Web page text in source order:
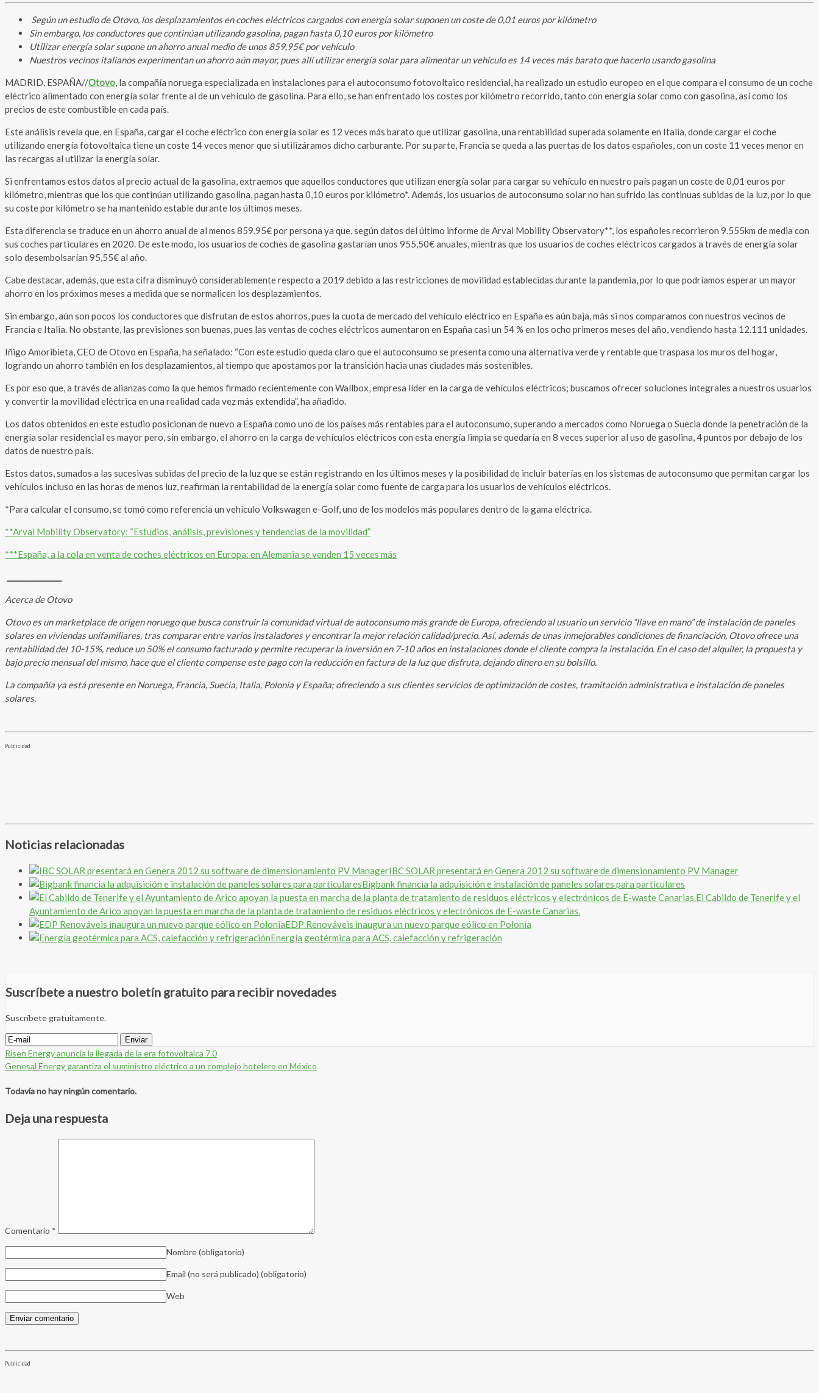
Según un estudio de Otovo, los desplazamientos en coches eléctricos cargados con energía solar suponen un coste de 0,01 euros por kilómetro
Sin embargo, los conductores que continúan utilizando gasolina, pagan hasta 0,10 euros por kilómetro
Utilizar energía solar supone un ahorro anual medio de unos 859,95€ por vehículo
Nuestros vecinos italianos experimentan un ahorro aún mayor, pues allí utilizar energía solar para alimentar un vehículo es 14 veces más barato que hacerlo usando gasolina
MADRID, ESPAÑA//Otovo , la compañía noruega especializada en instalaciones para el autoconsumo fotovoltaico residencial, ha realizado un estudio europeo en el que compara el consumo de un coche
eléctrico alimentado con energía solar frente al de un vehículo de gasolina. Para ello, se han enfrentado los costes por kilómetro recorrido, tanto con energía solar como con gasolina, así como los
precios de este combustible en cada país.
Este análisis revela que, en España, cargar el coche eléctrico con energía solar es 12 veces más barato que utilizar gasolina, una rentabilidad superada solamente en Italia, donde cargar el coche
utilizando energía fotovoltaica tiene un coste 14 veces menor que si utilizáramos dicho carburante. Por su parte, Francia se queda a las puertas de los datos españoles, con un coste 11 veces menor en
las recargas al utilizar la energía solar.
Si enfrentamos estos datos al precio actual de la gasolina, extraemos que aquellos conductores que utilizan energía solar para cargar su vehículo en nuestro país pagan un coste de 0,01 euros por
kilómetro, mientras que los que continúan utilizando gasolina, pagan hasta 0,10 euros por kilómetro*. Además, los usuarios de autoconsumo solar no han sufrido las continuas subidas de la luz, por lo que
su coste por kilómetro se ha mantenido estable durante los últimos meses.
Esta diferencia se traduce en un ahorro anual de al menos 859,95€ por persona ya que, según datos del último informe de Arval Mobility Observatory**, los españoles recorrieron 9.555km de media con
sus coches particulares en 2020. De este modo, los usuarios de coches de gasolina gastarían unos 955,50€ anuales, mientras que los usuarios de coches eléctricos cargados a través de energía solar
solo desembolsarían 95,55€ al año.
Cabe destacar, además, que esta cifra disminuyó considerablemente respecto a 2019 debido a las restricciones de movilidad establecidas durante la pandemia, por lo que podríamos esperar un mayor
ahorro en los próximos meses a medida que se normalicen los desplazamientos.
Sin embargo, aún son pocos los conductores que disfrutan de estos ahorros, pues la cuota de mercado del vehículo eléctrico en España es aún baja, más si nos comparamos con nuestros vecinos de
Francia e Italia. No obstante, las previsiones son buenas, pues las ventas de coches eléctricos aumentaron en España casi un 54 % en los ocho primeros meses del año, vendiendo hasta 12.111 unidades.
Iñigo Amoribieta, CEO de Otovo en España, ha señalado: “Con este estudio queda claro que el autoconsumo se presenta como una alternativa verde y rentable que traspasa los muros del hogar,
logrando un ahorro también en los desplazamientos, al tiempo que apostamos por la transición hacia unas ciudades más sostenibles.
Es por eso que, a través de alianzas como la que hemos firmado recientemente con Wallbox, empresa líder en la carga de vehículos eléctricos; buscamos ofrecer soluciones integrales a nuestros usuarios
y convertir la movilidad eléctrica en una realidad cada vez más extendida”, ha añadido.
Los datos obtenidos en este estudio posicionan de nuevo a España como uno de los países más rentables para el autoconsumo, superando a mercados como Noruega o Suecia donde la penetración de la
energía solar residencial es mayor pero, sin embargo, el ahorro en la carga de vehículos eléctricos con esta energía limpia se quedaría en 8 veces superior al uso de gasolina, 4 puntos por debajo de los
datos de nuestro país.
Estos datos, sumados a las sucesivas subidas del precio de la luz que se están registrando en los últimos meses y la posibilidad de incluir baterías en los sistemas de autoconsumo que permitan cargar los
vehículos incluso en las horas de menos luz, reafirman la rentabilidad de la energía solar como fuente de carga para los usuarios de vehículos eléctricos.
*Para calcular el consumo, se tomó como referencia un vehículo Volkswagen e-Golf, uno de los modelos más populares dentro de la gama eléctrica.
**Arval Mobility Observatory: “Estudios, análisis, previsiones y tendencias de la movilidad”
***España, a la cola en venta de coches eléctricos en Europa: en Alemania se venden 15 veces más
Acerca de Otovo
Otovo es un marketplace de origen noruego que busca construir la comunidad virtual de autoconsumo más grande de Europa, ofreciendo al usuario un servicio “llave en mano” de instalación de paneles
solares en viviendas unifamiliares, tras comparar entre varios instaladores y encontrar la mejor relación calidad/precio. Así, además de unas inmejorables condiciones de financiación, Otovo ofrece una
rentabilidad del 10-15%, reduce un 50% el consumo facturado y permite recuperar la inversión en 7-10 años en instalaciones donde el cliente compra la instalación. En el caso del alquiler, la propuesta y
bajo precio mensual del mismo, hace que el cliente compense este pago con la reducción en factura de la luz que disfruta, dejando dinero en su bolsillo.
La compañía ya está presente en Noruega, Francia, Suecia, Italia, Polonia y España; ofreciendo a sus clientes servicios de optimización de costes, tramitación administrativa e instalación de paneles
solares.
Publicidad
Noticias relacionadas
IBC SOLAR presentará en Genera 2012 su software de dimensionamiento PV Manager
Bigbank financia la adquisición e instalación de paneles solares para particulares
El Cabildo de Tenerife y el
Ayuntamiento de Arico apoyan la puesta en marcha de la planta de tratamiento de residuos eléctricos y electrónicos de E-waste Canarias.
EDP Renováveis inaugura un nuevo parque eólico en Polonia
Energía geotérmica para ACS, calefacción y refrigeración
Suscríbete a nuestro boletín gratuito para recibir novedades
Suscríbete gratuitamente.
Risen Energy anuncia la llegada de la era fotovoltaica 7.0
Genesal Energy garantiza el suministro eléctrico a un complejo hotelero en México
Todavía no hay ningún comentario.
Deja una respuesta
Comentario *
Nombre(obligatorio)
Email (no será publicado) (obligatorio)
Web
Publicidad